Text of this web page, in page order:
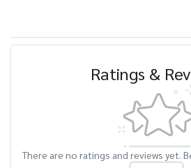
Ratings &
There are no ratings and reviews yet.